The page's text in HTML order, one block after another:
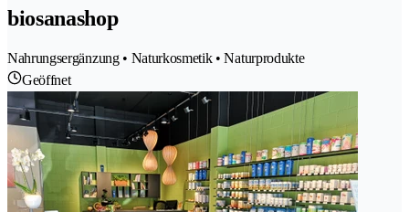
biosanashop
Nahrungsergänzung • Naturkosmetik • Naturprodukte
Geöffnet